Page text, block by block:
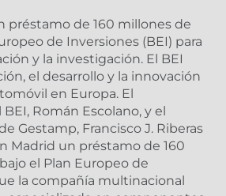
préstamo de 160 millones de
de Inversiones (BEI) para
y la investigación. El BEI
el desarrollo y la innovación
en Europa. El
Román Escolano, y el
Gestamp, Francisco J. Riberas
Madrid un préstamo de 160
el Plan Europeo de
la compañía multinacional